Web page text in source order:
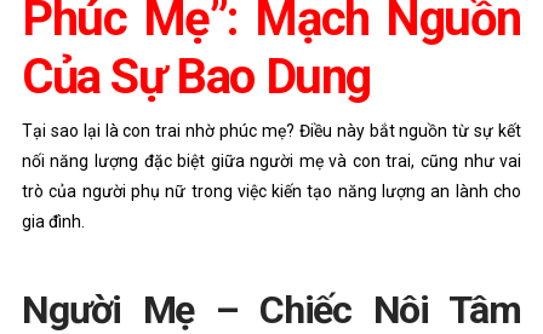
Phúc Mẹ”: Mạch Nguồn
Của Sự Bao Dung
Tại sao lại là con trai nhờ phúc mẹ? Điều này bắt nguồn từ sự kết
nối năng lượng đặc biệt giữa người mẹ và con trai, cũng như vai
trò của người phụ nữ trong việc kiến tạo năng lượng an lành cho
gia đình.
Người Mẹ – Chiếc Nôi Tâm